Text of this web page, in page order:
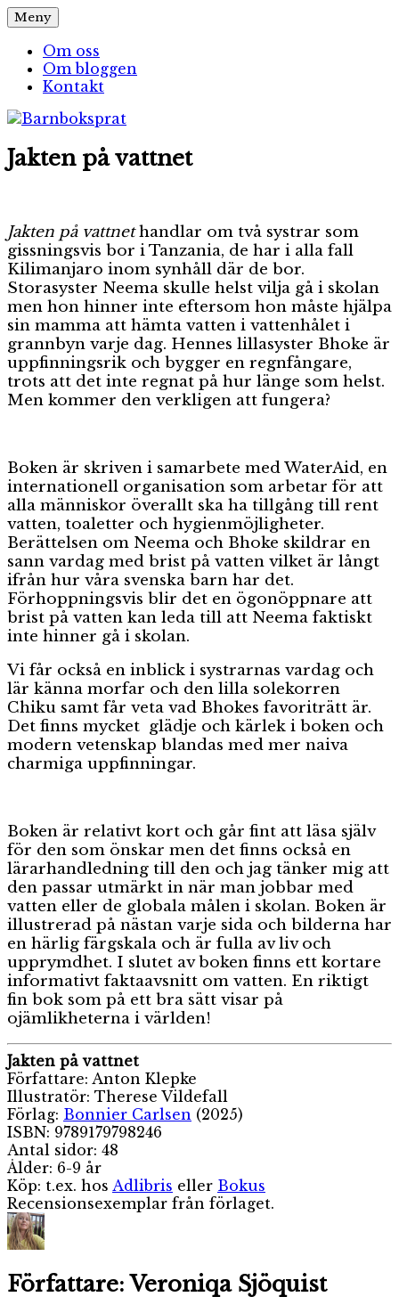
Hoppa
till
innehåll
Barnboksprat
– en blogg om barnböcker
Meny
Om oss
Om bloggen
Kontakt
Jakten på vattnet
Jakten på vattnethandlar om två systrar som
gissningsvis bor i Tanzania, de har i alla fall
Kilimanjaro inom synhåll där de bor.
Storasyster Neema skulle helst vilja gå i skolan
men hon hinner inte eftersom hon måste hjälpa
sin mamma att hämta vatten i vattenhålet i
grannbyn varje dag. Hennes lillasyster Bhoke är
uppfinningsrik och bygger en regnfångare,
trots att det inte regnat på hur länge som helst.
Men kommer den verkligen att fungera?
Boken är skriven i samarbete med WaterAid, en
internationell organisation som arbetar för att
alla människor överallt ska ha tillgång till rent
vatten, toaletter och hygienmöjligheter.
Berättelsen om Neema och Bhoke skildrar en
sann vardag med brist på vatten vilket är långt
ifrån hur våra svenska barn har det.
Förhoppningsvis blir det en ögonöppnare att
brist på vatten kan leda till att Neema faktiskt
inte hinner gå i skolan.
Vi får också en inblick i systrarnas vardag och
lär känna morfar och den lilla solekorren
Chiku samt får veta vad Bhokes favoriträtt är.
Det finns mycket glädje och kärlek i boken och
modern vetenskap blandas med mer naiva
charmiga uppfinningar.
Boken är relativt kort och går fint att läsa själv
för den som önskar men det finns också en
lärarhandledning till den och jag tänker mig att
den passar utmärkt in när man jobbar med
vatten eller de globala målen i skolan. Boken är
illustrerad på nästan varje sida och bilderna har
en härlig färgskala och är fulla av liv och
upprymdhet. I slutet av boken finns ett kortare
informativt faktaavsnitt om vatten. En riktigt
fin bok som på ett bra sätt visar på
ojämlikheterna i världen!
Jakten på vattnet
Författare: Anton Klepke
Illustratör: Therese Vildefall
Förlag: Bonnier Carlsen (2025)
ISBN: 9789179798246
Antal sidor: 48
Ålder: 6-9 år
Köp: t.ex. hos Adlibris eller Bokus
Recensionsexemplar från förlaget.
Författare: Veroniqa Sjöquist